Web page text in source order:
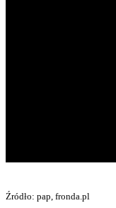
Źródło: pap, fronda.pl